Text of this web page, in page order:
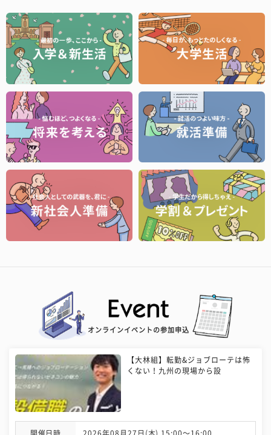
オンラインイベントの参加申込
【大林組】転勤&ジョブローテは怖
くない！九州の現場から設
開催日時 2026年08月27日(木) 15:00〜16:00